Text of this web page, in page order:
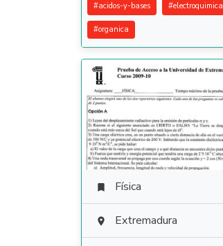
#acidos-y-bases #electroquimica
#organica
 Física
 Extremadura